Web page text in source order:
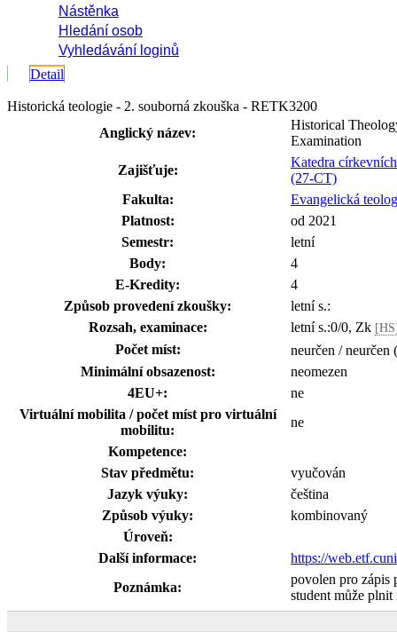
Nástěnka
Hledání osob
Vyhledávání loginů
Detail
Historická teologie - 2. souborná zkouška - RETK3200
Anglický název:
Historical
Examination
Zajišťuje:
Katedra
(27-CT)
Fakulta:
Evangelická
Platnost:
od 2021
Semestr:
letní
Body:
4
E-Kredity:
4
Způsob provedení zkoušky:
letní s.:
Rozsah, examinace:
letní s.:0/0, Zk
Počet míst:
neurčen / neurčen
Minimální obsazenost:
neomezen
4EU+:
ne
Virtuální mobilita / počet míst pro virtuální
mobilitu:
ne
Kompetence:
Stav předmětu:
vyučován
Jazyk výuky:
čeština
Způsob výuky:
kombinovaný
Úroveň:
Další informace:
https://
Poznámka:
povolen pro zápis
student může